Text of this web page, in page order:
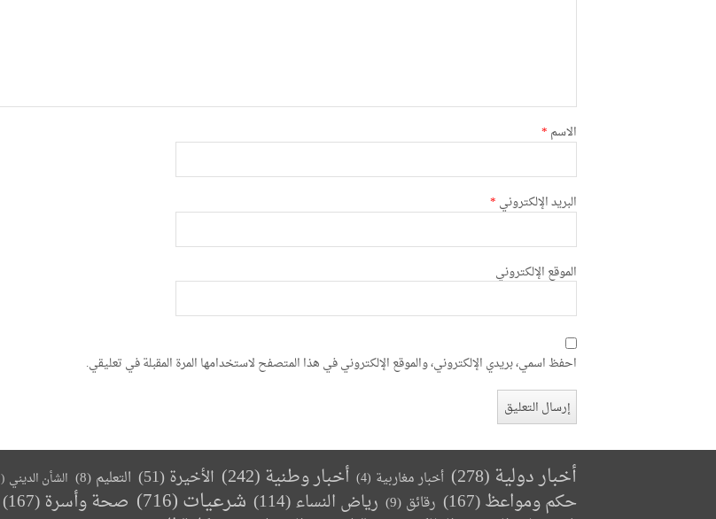
الاسم *
البريد الإلكتروني *
الموقع الإلكتروني
احفظ اسمي، بريدي الإلكتروني، والموقع الإلكتروني في هذا المتصفح لاستخدامها المرة المقبلة في تعليقي.
أخبار دولية (278) أخبار مغاربية (4) أخبار وطنية(242) الأخيرة (51) التعليم (8) الشأن الديني (2)
حكم ومواعظ(167) رقائق (9) رياض النساء(114) شرعيات(716) صحة وأسرة(167)